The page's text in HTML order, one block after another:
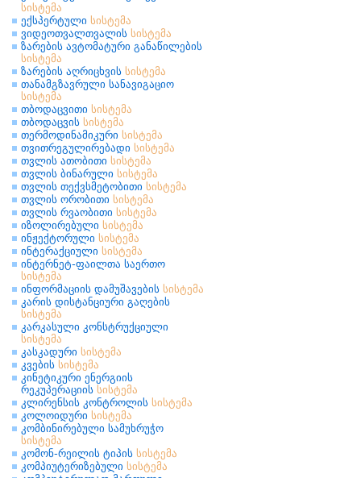
სისტემა
ექსპერტული სისტემა
ვიდეოთვალთვალის სისტემა
ზარების ავტომატური განაწილების
სისტემა
ზარების აღრიცხვის სისტემა
თანამგზავრული სანავიგაციო
სისტემა
თბოდაცვითი სისტემა
თბოდაცვის სისტემა
თერმოდინამიკური სისტემა
თვითრეგულირებადი სისტემა
თვლის ათობითი სისტემა
თვლის ბინარული სისტემა
თვლის თექვსმეტობითი სისტემა
თვლის ორობითი სისტემა
თვლის რვაობითი სისტემა
იზოლირებული სისტემა
ინჟექტორული სისტემა
ინტერაქციული სისტემა
ინტერნეტ-ფაილთა საერთო
სისტემა
ინფორმაციის დამუშავების სისტემა
კარის დისტანციური გაღების
სისტემა
კარკასული კონსტრუქციული
სისტემა
კასკადური სისტემა
კვების სისტემა
კინეტიკური ენერგიის
რეკუპერაციის სისტემა
კლირენსის კონტროლის სისტემა
კოლოიდური სისტემა
კომბინირებული სამუხრუჭო
სისტემა
კომონ-რეილის ტიპის სისტემა
კომპიუტერიზებული სისტემა